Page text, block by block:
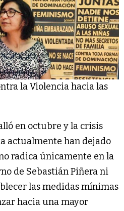
la Violencia hacia las
en octubre y la crisis
actualmente han dejado
radica únicamente en la
de Sebastián Piñera ni
las medidas mínimas
hacia una mayor